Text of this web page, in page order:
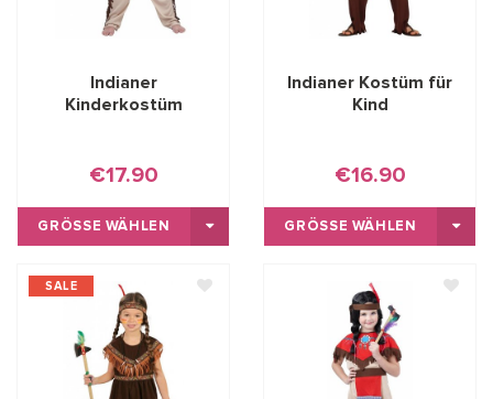
Indianer
Kinderkostüm
€17.90
GRÖSSE WÄHLEN
Indianer Kostüm für
Kind
€16.90
GRÖSSE WÄHLEN
SALE